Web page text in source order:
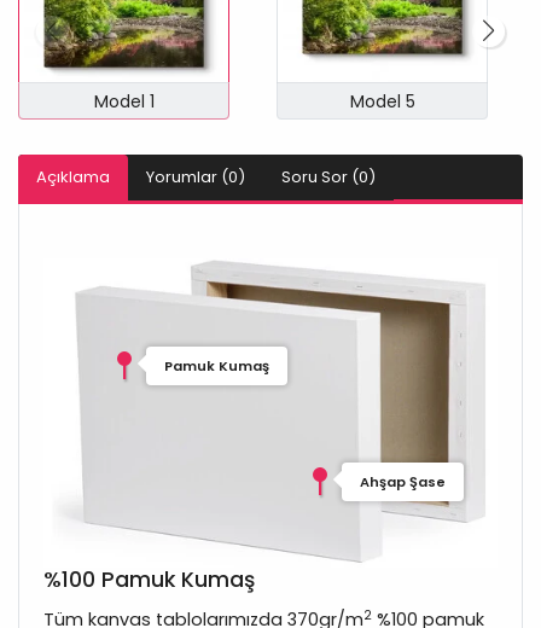
Model 1 Model 5
Açıklama Yorumlar (0) Soru Sor (0)
Pamuk Kumaş
Ahşap Şase
%100 Pamuk Kumaş
Tüm kanvas tablolarımızda 370gr/m2 %100 pamuk